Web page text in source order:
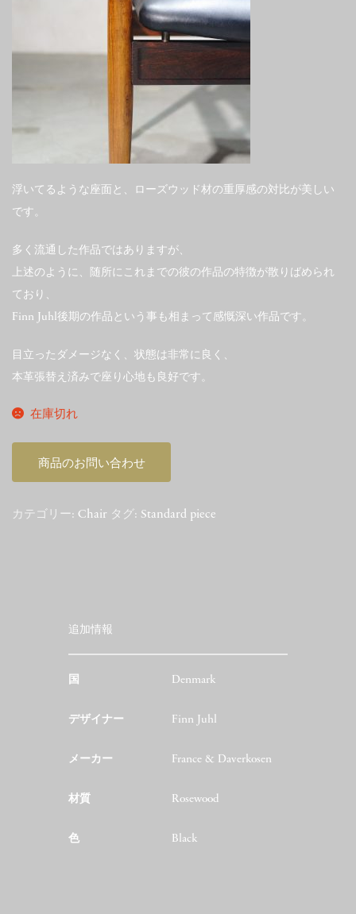
浮いてるような座面と、ローズウッド材の重厚感の対比が美しい
です。
多く流通した作品ではありますが、
上述のように、随所にこれまでの彼の作品の特徴が散りばめられ
ており、
Finn Juhl後期の作品という事も相まって感慨深い作品です。
目立ったダメージなく、状態は非常に良く、
本革張替え済みで座り心地も良好です。
在庫切れ
商品のお問い合わせ
カテゴリー: Chair タグ: Standard piece
追加情報
国 Denmark
デザイナー Finn Juhl
メーカー France & Daverkosen
材質 Rosewood
色 Black